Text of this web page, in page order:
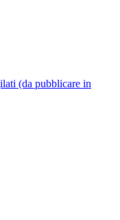
(da pubblicare in